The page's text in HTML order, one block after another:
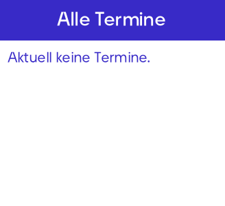
springenAlle Termine
Aktuell keine Termine.